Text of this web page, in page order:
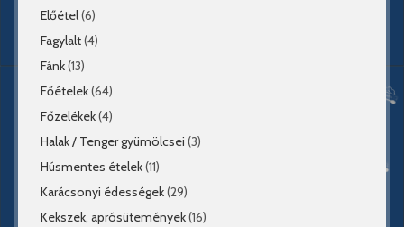
Előétel(6)
Fagylalt(4)
Fánk(13)
Főételek(64)
Főzelékek(4)
Halak / Tenger gyümölcsei (3)
Húsmentes ételek(11)
Karácsonyi édességek(29)
Kekszek, aprósütemények(16)